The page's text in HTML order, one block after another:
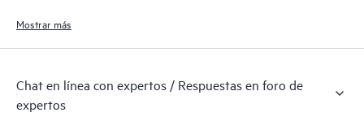
Mostrar más
Chat en línea con expertos / Respuestas en foro de
expertos